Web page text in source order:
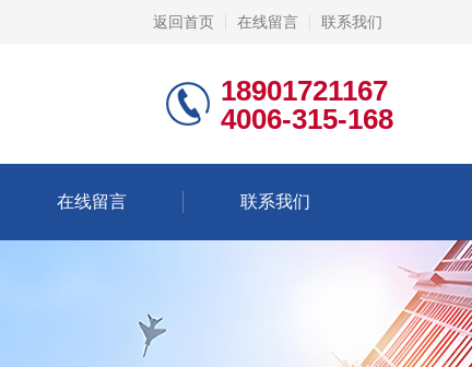
返回首页 在线留言 联系我们
18901721167
4006-315-168
在线留言 联系我们